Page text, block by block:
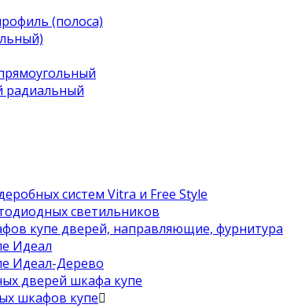
(полоса)
радиальный
систем Vitra и Free Style
светильников
купе дверей, направляющие, фурнитура
Идеал
Идеал-Дерево
дверей шкафа купе
шкафов купе